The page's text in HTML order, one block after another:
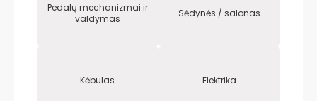
Pedalų mechanizmai ir
valdymas
Sėdynės / salonas
Kėbulas Elektrika